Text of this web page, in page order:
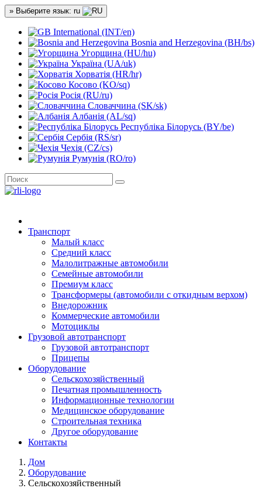
» Выберите язык: ru
International (INT/en)
Bosnia and Herzegovina (BH/bs)
Угорщина (HU/hu)
Україна (UA/uk)
Хорватія (HR/hr)
Косово (KO/sq)
Росія (RU/ru)
Словаччина (SK/sk)
Албанія (AL/sq)
Республіка Білорусь (BY/be)
Сербія (RS/sr)
Чехія (CZ/cs)
Румунія (RO/ro)
Транспорт
Малый класс
Средний класс
Малолитражные автомобили
Семейные автомобили
Премиум класс
Трансформеры (автомобили с откидным верхом)
Внедорожник
Коммерческие автомобили
Мотоциклы
Грузовой автотранспорт
Грузовой автотранспорт
Прицепы
Оборудование
Сельскохозяйственный
Печатная промышленность
Информационные технологии
Медицинское оборудование
Строительная техника
Другое оборудование
Контакты
Дом
Оборудование
Сельскохозяйственный